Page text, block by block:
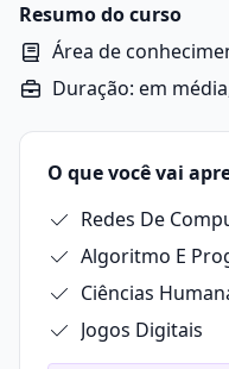
Resumo do curso
Área de
Duração: em
O que você vai
Redes De
Algoritmo E
Ciências
Jogos Digitais